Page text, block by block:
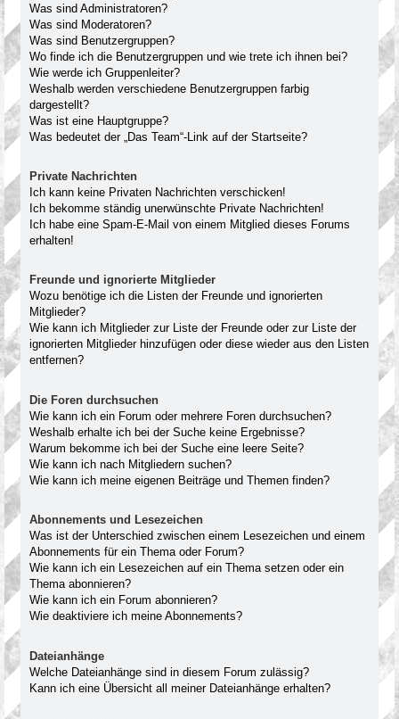
Was sind Administratoren?
Was sind Moderatoren?
Was sind Benutzergruppen?
Wo finde ich die Benutzergruppen und wie trete ich ihnen bei?
Wie werde ich Gruppenleiter?
Weshalb werden verschiedene Benutzergruppen farbig
dargestellt?
Was ist eine Hauptgruppe?
Was bedeutet der „Das Team“-Link auf der Startseite?
Private Nachrichten
Ich kann keine Privaten Nachrichten verschicken!
Ich bekomme ständig unerwünschte Private Nachrichten!
Ich habe eine Spam-E-Mail von einem Mitglied dieses Forums
erhalten!
Freunde und ignorierte Mitglieder
Wozu benötige ich die Listen der Freunde und ignorierten
Mitglieder?
Wie kann ich Mitglieder zur Liste der Freunde oder zur Liste der
ignorierten Mitglieder hinzufügen oder diese wieder aus den Listen
entfernen?
Die Foren durchsuchen
Wie kann ich ein Forum oder mehrere Foren durchsuchen?
Weshalb erhalte ich bei der Suche keine Ergebnisse?
Warum bekomme ich bei der Suche eine leere Seite?
Wie kann ich nach Mitgliedern suchen?
Wie kann ich meine eigenen Beiträge und Themen finden?
Abonnements und Lesezeichen
Was ist der Unterschied zwischen einem Lesezeichen und einem
Abonnements für ein Thema oder Forum?
Wie kann ich ein Lesezeichen auf ein Thema setzen oder ein
Thema abonnieren?
Wie kann ich ein Forum abonnieren?
Wie deaktiviere ich meine Abonnements?
Dateianhänge
Welche Dateianhänge sind in diesem Forum zulässig?
Kann ich eine Übersicht all meiner Dateianhänge erhalten?